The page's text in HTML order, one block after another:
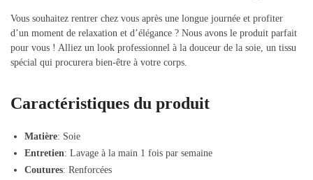
Vous souhaitez rentrer chez vous après une longue journée et profiter
d’un moment de relaxation et d’élégance ? Nous avons le produit parfait
pour vous ! Alliez un look professionnel à la douceur de la soie, un tissu
spécial qui procurera bien-être à votre corps.
Caractéristiques du produit
Matière: Soie
Entretien: Lavage à la main 1 fois par semaine
Coutures: Renforcées